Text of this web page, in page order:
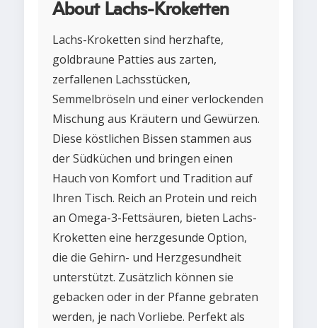
About Lachs-Kroketten
Lachs-Kroketten sind herzhafte,
goldbraune Patties aus zarten,
zerfallenen Lachsstücken,
Semmelbröseln und einer verlockenden
Mischung aus Kräutern und Gewürzen.
Diese köstlichen Bissen stammen aus
der Südküchen und bringen einen
Hauch von Komfort und Tradition auf
Ihren Tisch. Reich an Protein und reich
an Omega-3-Fettsäuren, bieten Lachs-
Kroketten eine herzgesunde Option,
die die Gehirn- und Herzgesundheit
unterstützt. Zusätzlich können sie
gebacken oder in der Pfanne gebraten
werden, je nach Vorliebe. Perfekt als